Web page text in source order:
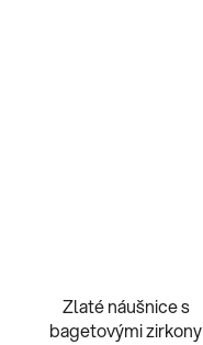
Zlaté náušnice s
bagetovými zirkony